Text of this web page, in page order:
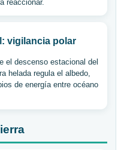
reaccionar.
vigilancia polar
el descenso estacional del
helada regula el albedo,
de energía entre océano